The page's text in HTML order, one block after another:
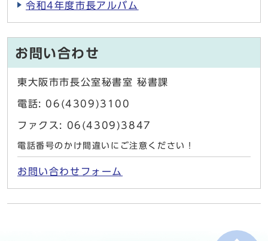
令和4年度市長アルバム
お問い合わせ
東大阪市市長公室秘書室 秘書課
電話: 06(4309)3100
ファクス: 06(4309)3847
電話番号のかけ間違いにご注意ください！
お問い合わせフォーム